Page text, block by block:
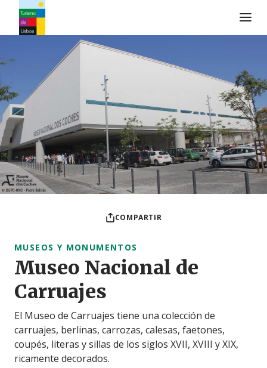
Logo de Turismo de Lisboa
COMPARTIR
MUSEOS Y MONUMENTOS
Museo Nacional de
Carruajes
El Museo de Carruajes tiene una colección de
carruajes, berlinas, carrozas, calesas, faetones,
coupés, literas y sillas de los siglos XVII, XVIII y XIX,
ricamente decorados.